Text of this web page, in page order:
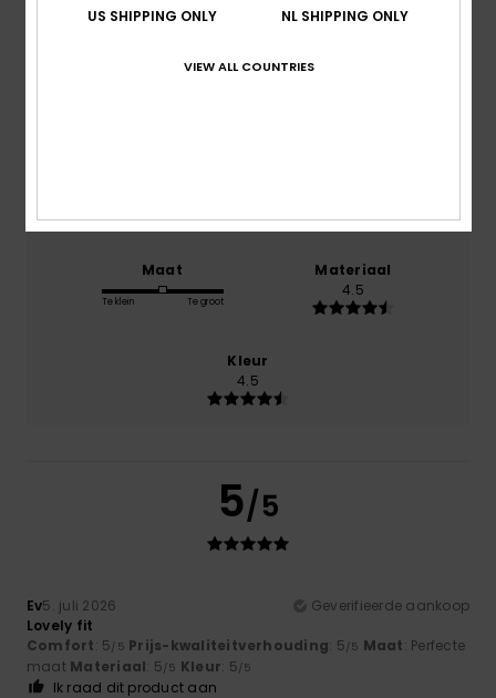
oktober 2025
Maat
Te klein Te groot
Materiaal
4.5
Kleur
4.5
5/5
Ev5. juli 2026
Geverifieerde aankoop
Lovely fit
Comfort: 5/5 Prijs-kwaliteitverhouding: 5/5 Maat: Perfecte
maat Materiaal: 5/5 Kleur: 5/5
Ik raad dit product aan
US SHIPPING ONLY NL SHIPPING ONLY
VIEW ALL COUNTRIES